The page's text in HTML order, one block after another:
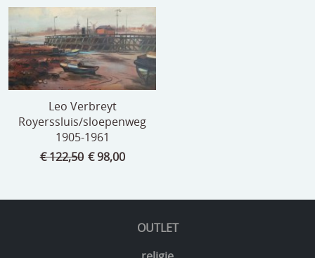
OUTLET
Leo Verbreyt
Royerssluis/sloepenweg
1905-1961
€ 122,50 € 98,00